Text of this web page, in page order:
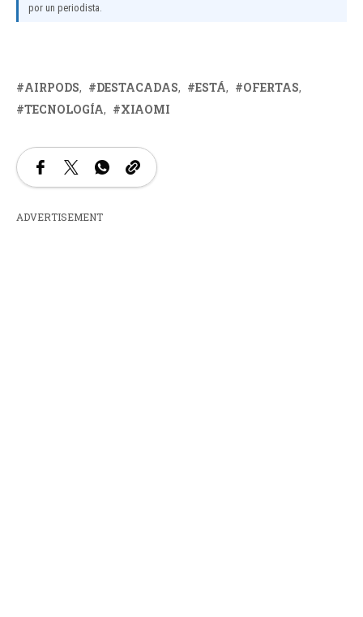
por un periodista.
AIRPODS DESTACADAS ESTÁ
OFERTAS
TECNOLOGÍA
XIAOMI
ADVERTISEMENT